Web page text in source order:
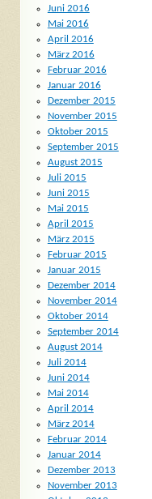
Juni 2016
Mai 2016
April 2016
März 2016
Februar 2016
Januar 2016
Dezember 2015
November 2015
Oktober 2015
September 2015
August 2015
Juli 2015
Juni 2015
Mai 2015
April 2015
März 2015
Februar 2015
Januar 2015
Dezember 2014
November 2014
Oktober 2014
September 2014
August 2014
Juli 2014
Juni 2014
Mai 2014
April 2014
März 2014
Februar 2014
Januar 2014
Dezember 2013
November 2013